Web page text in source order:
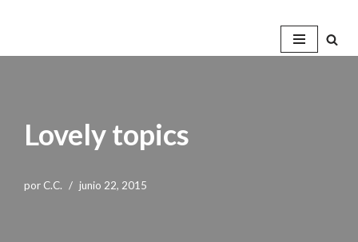
Lovely topics
por C.C. junio 22, 2015